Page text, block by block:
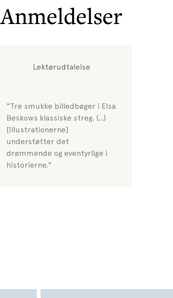
Anmeldelser
Lektørudtalelse
"Tre smukke billedbøger i Elsa
Beskows klassiske streg. (...)
[Illustrationerne]
understøtter det
drømmende og eventyrlige i
historierne."